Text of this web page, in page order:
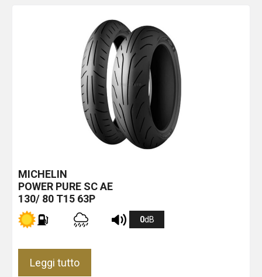
MICHELIN
POWER PURE SCAE
130/ 80 T15 63P
0dB
Leggi tutto